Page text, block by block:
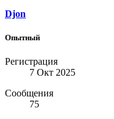
Djon
Опытный
Регистрация
7 Окт 2025
Сообщения
75